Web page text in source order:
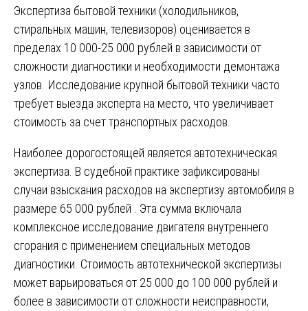
Экспертиза бытовой техники (холодильников,
стиральных машин, телевизоров) оценивается в
пределах 10 000-25 000 рублей в зависимости от
сложности диагностики и необходимости демонтажа
узлов. Исследование крупной бытовой техники часто
требует выезда эксперта на место, что увеличивает
стоимость за счет транспортных расходов.
Наиболее дорогостоящей является автотехническая
экспертиза. В судебной практике зафиксированы
случаи взыскания расходов на экспертизу автомобиля в
размере 65 000 рублей . Эта сумма включала
комплексное исследование двигателя внутреннего
сгорания с применением специальных методов
диагностики. Стоимость автотехнической экспертизы
может варьироваться от 25 000 до 100 000 рублей и
более в зависимости от сложности неисправности,